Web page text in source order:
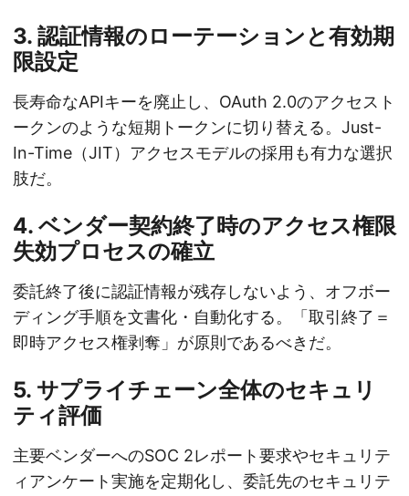
3. 認証情報のローテーションと有効期
限設定
長寿命なAPIキーを廃止し、OAuth 2.0のアクセスト
ークンのような短期トークンに切り替える。Just-
In-Time（JIT）アクセスモデルの採用も有力な選択
肢だ。
4. ベンダー契約終了時のアクセス権限
失効プロセスの確立
委託終了後に認証情報が残存しないよう、オフボー
ディング手順を文書化・自動化する。「取引終了＝
即時アクセス権剥奪」が原則であるべきだ。
5. サプライチェーン全体のセキュリ
ティ評価
主要ベンダーへのSOC 2レポート要求やセキュリテ
ィアンケート実施を定期化し、委託先のセキュリテ